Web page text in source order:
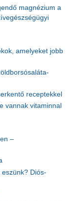
magnézium a
amelyeket jobb
receptekkel
vannak vitaminnal
–
Diós-